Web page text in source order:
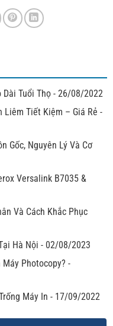
Dài Tuổi Thọ- 26/08/2022
Liêm Tiết Kiệm – Giá Rẻ -
Gốc, Nguyên Lý Và Cơ
Versalink B7035 &
Và Cách Khắc Phục
Hà Nội - 02/08/2023
Photocopy? -
Máy In - 17/09/2022